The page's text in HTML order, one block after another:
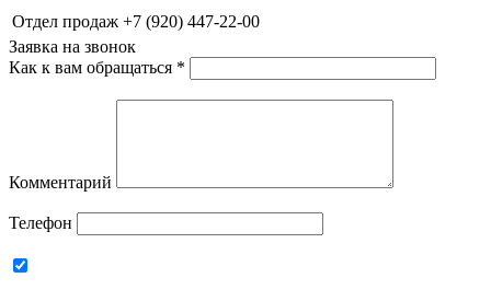
Отдел продаж +7 (920) 447-22-00
Заявка на звонок
Как к вам обращаться *
Комментарий
Телефон